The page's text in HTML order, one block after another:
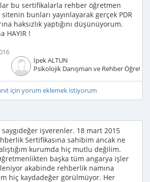
bu sertifikalarla rehber öğretmen
bunları yayınlayarak gerçek PDR
haksızlık yaptığını düşünüyorum.
HAYIR !
İpek ALTUN
Psikolojik Danışman ve Rehber
için yorum eklemek istiyorum
işverenler. 18 mart 2015
Sertifikasına sahibim ancak ne
kurumda hiç mutlu değilim.
başka tüm angarya işler
akabinde rehberlik namına
hiç kaydadeğer görülmüyor. Her